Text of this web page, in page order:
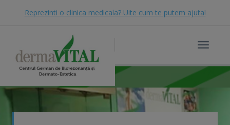
Reprezinti o clinica medicala? Uite cum te putem ajuta!
Toggle